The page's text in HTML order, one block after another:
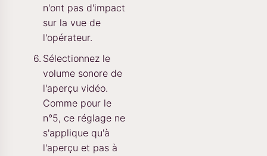
n'ont pas d'impact
sur la vue de
l'opérateur.
Sélectionnez le
volume sonore de
l'aperçu vidéo.
Comme pour le
n°5, ce réglage ne
s'applique qu'à
l'aperçu et pas à